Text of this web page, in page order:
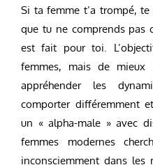
Si ta femme t’a trompé,
que tu ne comprends pas
est fait pour toi.
femmes, mais de mieux
appréhender les
comporter différemment
un « alpha-male » avec
femmes modernes
inconsciemment dans les